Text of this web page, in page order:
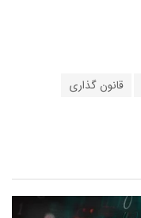
قانون گذاری